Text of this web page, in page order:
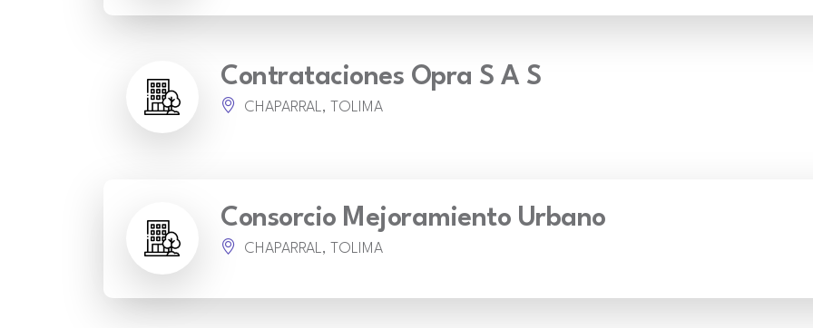
Contrataciones Opra S A S
CHAPARRAL, TOLIMA
Consorcio Mejoramiento Urbano
CHAPARRAL, TOLIMA